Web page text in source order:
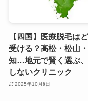
【四国】医療脱毛は
受ける？高松・松山
知…地元で賢く選ぶ
しないクリニック
2025年10月8日